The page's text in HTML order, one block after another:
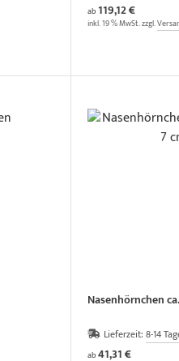
ab119,12 €
inkl. 19 % MwSt. zzgl.
Nasenhörnchen
Lieferzeit: 8-14
ab41,31 €